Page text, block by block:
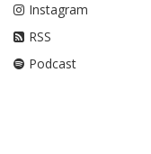
Instagram
RSS
Podcast